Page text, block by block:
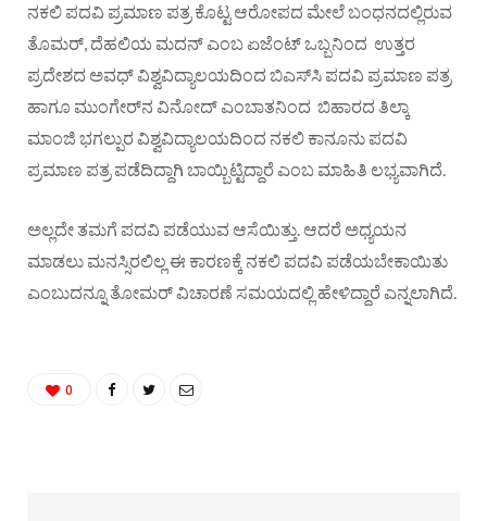
ನಕಲಿ ಪದವಿ ಪ್ರಮಾಣ ಪತ್ರ ಕೊಟ್ಟ ಆರೋಪದ ಮೇಲೆ ಬಂಧನದಲ್ಲಿರುವ
ತೊಮರ್, ದೆಹಲಿಯ ಮದನ್ ಎಂಬ ಏಜೆಂಟ್ ಒಬ್ಬನಿಂದ ಉತ್ತರ
ಪ್ರದೇಶದ ಅವಧ್ ವಿಶ್ವವಿದ್ಯಾಲಯದಿಂದ ಬಿಎಸ್​ಸಿ ಪದವಿ ಪ್ರಮಾಣ ಪತ್ರ
ಹಾಗೂ ಮುಂಗೇರ್​ನ ವಿನೋದ್ ಎಂಬಾತನಿಂದ ಬಿಹಾರದ ತಿಲ್ಕಾ
ಮಾಂಜಿ ಭಗಲ್ಪುರ ವಿಶ್ವವಿದ್ಯಾಲಯದಿಂದ ನಕಲಿ ಕಾನೂನು ಪದವಿ
ಪ್ರಮಾಣ ಪತ್ರ ಪಡೆದಿದ್ದಾಗಿ ಬಾಯ್ಬಿಟ್ಟಿದ್ದಾರೆ ಎಂಬ ಮಾಹಿತಿ ಲಭ್ಯವಾಗಿದೆ.
ಅಲ್ಲದೇ ತಮಗೆ ಪದವಿ ಪಡೆಯುವ ಆಸೆಯಿತ್ತು. ಆದರೆ ಅಧ್ಯಯನ
ಮಾಡಲು ಮನಸ್ಸಿರಲಿಲ್ಲ ಈ ಕಾರಣಕ್ಕೆ ನಕಲಿ ಪದವಿ ಪಡೆಯಬೇಕಾಯಿತು
ಎಂಬುದನ್ನೂ ತೋಮರ್ ವಿಚಾರಣೆ ಸಮಯದಲ್ಲಿ ಹೇಳಿದ್ದಾರೆ ಎನ್ನಲಾಗಿದೆ.
0